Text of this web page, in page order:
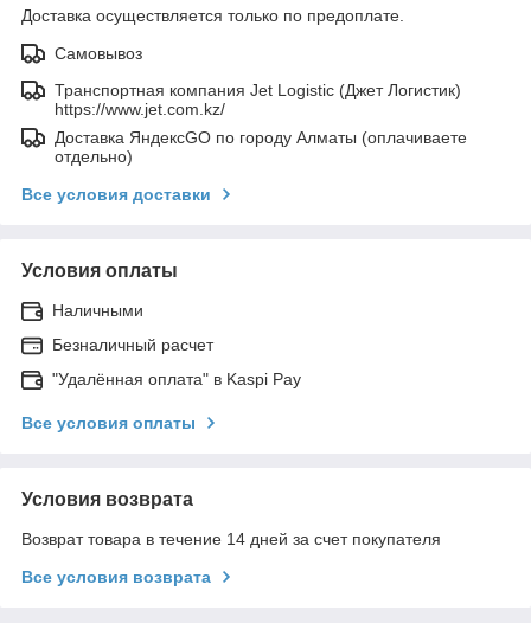
Доставка осуществляется только по предоплате.
Самовывоз
Транспортная компания Jet Logistic (Джет Логистик)
https://www.jet.com.kz/
Доставка ЯндексGO по городу Алматы (оплачиваете
отдельно)
Все условия доставки
Условия оплаты
Наличными
Безналичный расчет
"Удалённая оплата" в Kaspi Pay
Все условия оплаты
Условия возврата
Возврат товара в течение 14 дней за счет покупателя
Все условия возврата